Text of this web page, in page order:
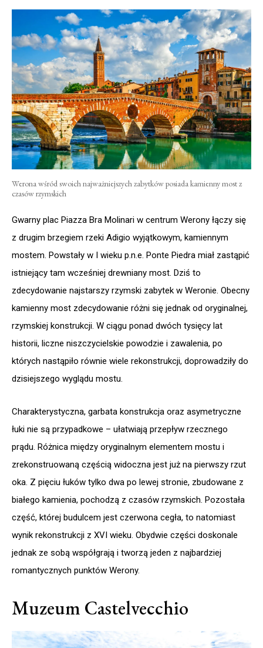
Werona wśród swoich najważniejszych zabytków posiada kamienny most z
czasów rzymskich
Gwarny plac Piazza Bra Molinari w centrum Werony łączy się
z drugim brzegiem rzeki Adigio wyjątkowym, kamiennym
mostem. Powstały w I wieku p.n.e. Ponte Piedra miał zastąpić
istniejący tam wcześniej drewniany most. Dziś to
zdecydowanie najstarszy rzymski zabytek w Weronie. Obecny
kamienny most zdecydowanie różni się jednak od oryginalnej,
rzymskiej konstrukcji. W ciągu ponad dwóch tysięcy lat
historii, liczne niszczycielskie powodzie i zawalenia, po
których nastąpiło równie wiele rekonstrukcji, doprowadziły do
dzisiejszego wyglądu mostu.
Charakterystyczna, garbata konstrukcja oraz asymetryczne
łuki nie są przypadkowe – ułatwiają przepływ rzecznego
prądu. Różnica między oryginalnym elementem mostu i
zrekonstruowaną częścią widoczna jest już na pierwszy rzut
oka. Z pięciu łuków tylko dwa po lewej stronie, zbudowane z
białego kamienia, pochodzą z czasów rzymskich. Pozostała
część, której budulcem jest czerwona cegła, to natomiast
wynik rekonstrukcji z XVI wieku. Obydwie części doskonale
jednak ze sobą współgrają i tworzą jeden z najbardziej
romantycznych punktów Werony.
Muzeum Castelvecchio